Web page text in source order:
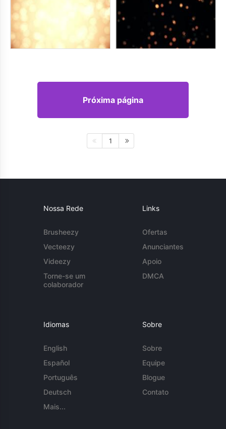
Próxima página
1
Nossa Rede
Brusheezy
Vecteezy
Videezy
Torne-se um
colaborador
Links
Ofertas
Anunciantes
Apoio
DMCA
Idiomas
English
Español
Português
Deutsch
Mais...
Sobre
Sobre
Equipe
Blogue
Contato